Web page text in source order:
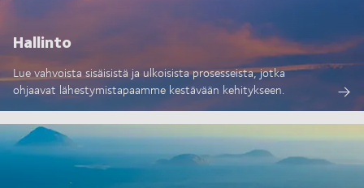
Hallinto
Lue vahvoista sisäisistä ja ulkoisista prosesseista, jotka
ohjaavat lähestymistapaamme kestävään kehitykseen.